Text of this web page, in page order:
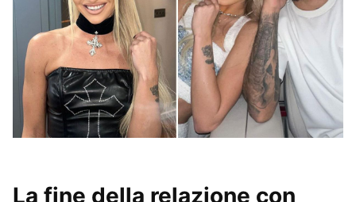
La fine della relazione con